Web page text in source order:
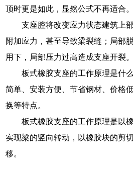
顶时更是如此，显然公式不再适合。
支座腔将改变应力状态建筑上
附加应力，甚至导致梁裂缝；局部
用下，局部压力过高造成支座开裂。
板式橡胶支座的工作原理是什
简单、安装方便、节省钢材、价格
换等特点。
板式橡胶支座的工作原理是以
实现梁的竖向转动，以橡胶块的剪
移。